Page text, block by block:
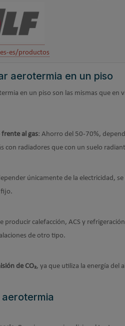
es/productos
aerotermia en un piso
en un piso son las mismas que
al gas: Ahorro del 50-70%,
con radiadores que con un suelo
únicamente de la electricidad,
fijo.
producir calefacción, ACS y
de otro tipo.
de CO₂, ya que utiliza la energía del